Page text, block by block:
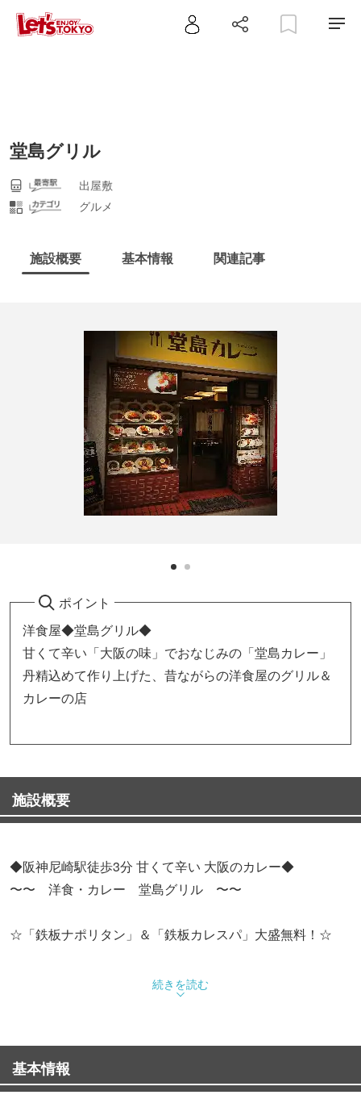
堂島グリル
出屋敷
グルメ
施設概要 基本情報 関連記事
ポイント
洋食屋◆堂島グリル◆
甘くて辛い「大阪の味」でおなじみの「堂島カレー」
丹精込めて作り上げた、昔ながらの洋食屋のグリル＆
カレーの店
施設概要
◆阪神尼崎駅徒歩3分 甘くて辛い 大阪のカレー◆
〜〜 洋食・カレー 堂島グリル 〜〜
☆「鉄板ナポリタン」＆「鉄板カレスパ」大盛無料！☆
★☆★ 堂島グリルのおすすめ ★☆★
イス」
「チーズたっぷりハンバーグ焼カレー」大好評です！
続きを読む
基本情報